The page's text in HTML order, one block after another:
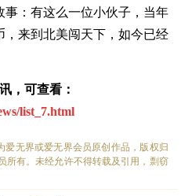
事：有这么一位小伙子，当年
，来到北美闯天下，如今已经
， 可查看：
list_7.html
无界或爱无界会员原创作品，版权归
所有。未经允许不得转载及引用，剽窃